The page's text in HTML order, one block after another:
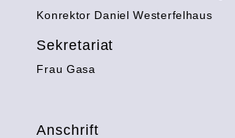
Konrektor Daniel Westerfelhaus
Sekretariat
Frau Gasa
Anschrift